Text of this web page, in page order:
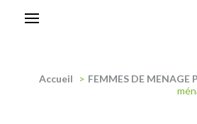
Accueil > FEMMES DE MENAGE